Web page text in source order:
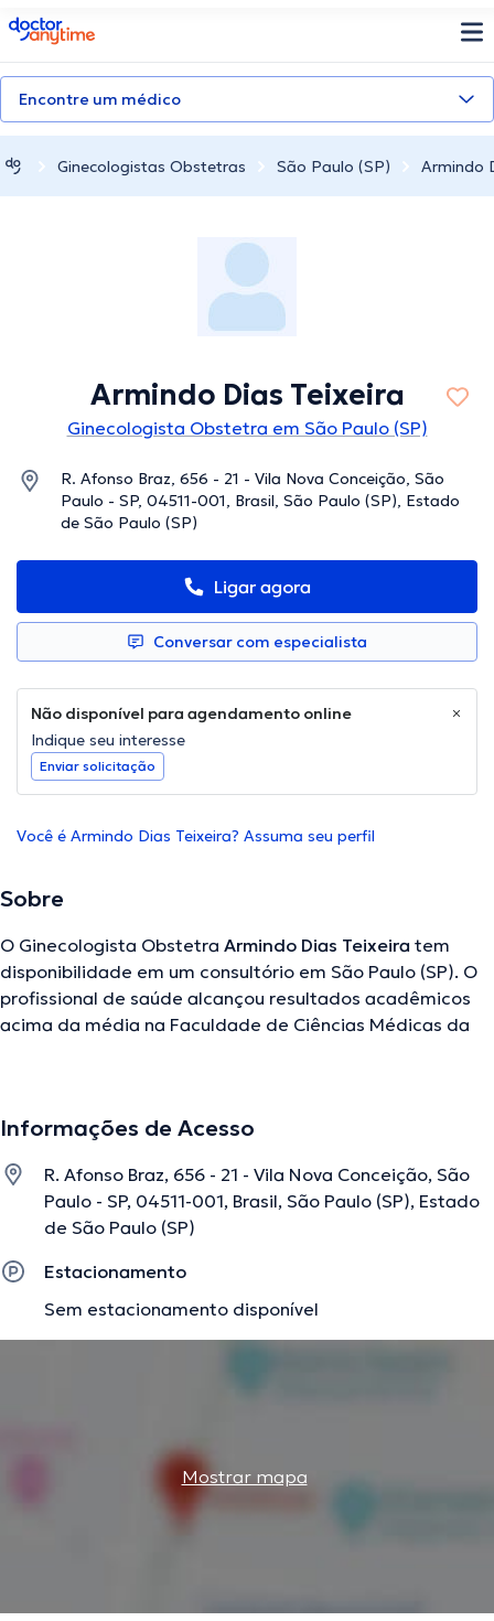
doctoranytime
Encontre um médico
Ginecologistas Obstetras São Paulo (SP) Armindo
Armindo Dias Teixeira
Ginecologista Obstetra em São Paulo (SP)
R. Afonso Braz, 656 - 21 - Vila Nova Conceição, São
Paulo - SP, 04511-001, Brasil, São Paulo (SP), Estado
de São Paulo (SP)
Ligar agora
Conversar com especialista
Não disponível para agendamento online
Indique seu interesse
Enviar solicitação
Você é Armindo Dias Teixeira? Assuma seu perfil
Sobre
O Ginecologista Obstetra Armindo Dias Teixeira tem
disponibilidade em um consultório em São Paulo (SP). O
profissional de saúde alcançou resultados acadêmicos
acima da média na Faculdade de Ciências Médicas da
tempo, ele faz parte de diversas associações médicas.
conferências com a meta de ter uma formação contínua
no seu campo de especialização e já compartilhou
diversos comunicados.
A descrição foi editada pela equipe do doctoranytime, baseada em
Informações de Acesso
R. Afonso Braz, 656 - 21 - Vila Nova Conceição, São
Paulo - SP, 04511-001, Brasil, São Paulo (SP), Estado
de São Paulo (SP)
Estacionamento
Sem estacionamento disponível
Mostrar mapa